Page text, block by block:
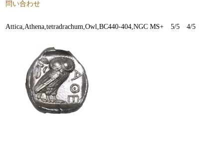
問い合わせ
Attica,Athena,tetradrachum,Owl,BC440-404,NGC MS+ 5/5 4/5